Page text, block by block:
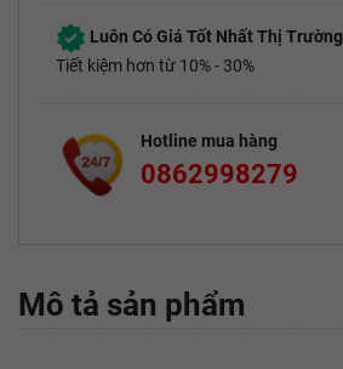
Luôn Có Giá Tốt Nhất Thị Trường
Tiết kiệm hơn từ 10% - 30%
Hotline mua hàng
0862998279
Mô tả sản phẩm